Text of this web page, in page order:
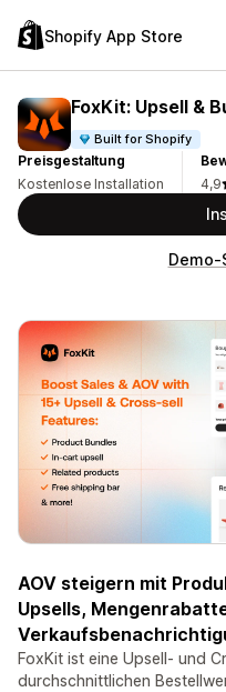
Shopify App Store
FoxKit: Upsell &
Built for Shopify
Preisgestaltung
Kostenlose Installation
4,9
Demo-
AOV steigern mit
Upsells,
FoxKit ist eine Upsell- und
durchschnittlichen